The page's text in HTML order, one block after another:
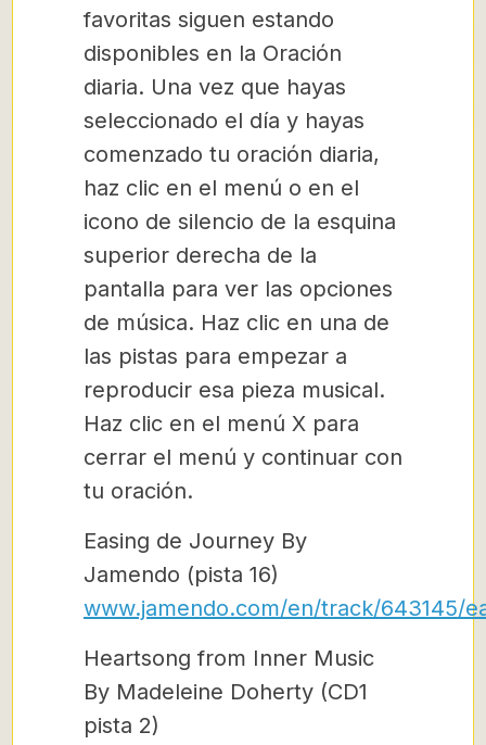
favoritas siguen estando
disponibles en la Oración
diaria. Una vez que hayas
seleccionado el día y hayas
comenzado tu oración diaria,
haz clic en el menú o en el
icono de silencio de la esquina
superior derecha de la
pantalla para ver las opciones
de música. Haz clic en una de
las pistas para empezar a
reproducir esa pieza musical.
Haz clic en el menú X para
cerrar el menú y continuar con
tu oración.
Easing de Journey By
Jamendo (pista 16)
www.jamendo.com/en/track/643145/
Heartsong from Inner Music
By Madeleine Doherty (CD1
pista 2)